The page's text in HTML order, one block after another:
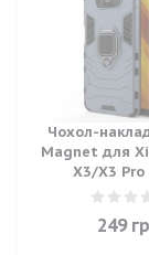
Чохол-
Magnet для
X3/X3 Pro
249